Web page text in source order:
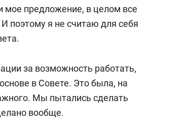
мое предложение, в целом все
поэтому я не считаю для себя
за возможность работать,
в Совете. Это была, на
Мы пытались сделать
вообще.